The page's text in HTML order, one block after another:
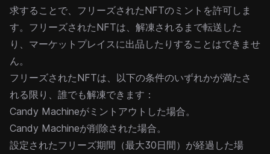
求することで、フリーズされたNFTのミントを許可しま
す。フリーズされたNFTは、解凍されるまで転送した
り、マーケットプレイスに出品したりすることはできませ
ん。
フリーズされたNFTは、以下の条件のいずれかが満たさ
れる限り、誰でも解凍できます：
Candy Machineがミントアウトした場合。
Candy Machineが削除された場合。
設定されたフリーズ期間（最大30日間）が経過した場